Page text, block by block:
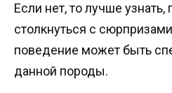
Если нет, то лучше
столкнуться с
поведение может быть
данной породы.